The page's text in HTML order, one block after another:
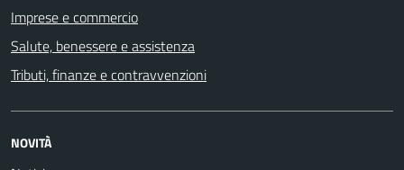
Imprese e commercio
Salute, benessere e assistenza
Tributi, finanze e contravvenzioni
NOVITÀ